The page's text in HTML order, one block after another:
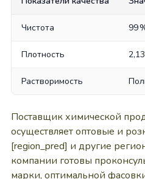
Чистота 99
Плотность
Растворимость
Поставщик химической
осуществляет оптовые и
[region_pred] и другие
компании готовы
марки, оптимальной